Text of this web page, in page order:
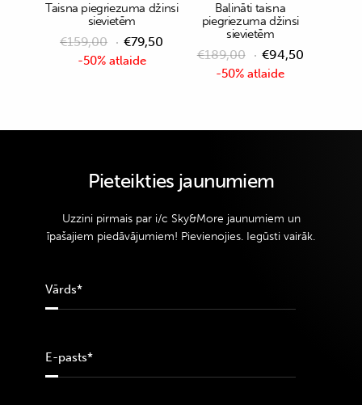
-50% atlaide
Taisna piegriezuma džinsi
sievietēm
€159,00 €79,50
-50% atlaide
Balināti taisna
piegriezuma džinsi
sievietēm
€189,00 €94,50
Pieteikties jaunumiem
Uzzini pirmais par i/c Sky&More jaunumiem un
īpašajiem piedāvājumiem! Pievienojies. Iegūsti vairāk.